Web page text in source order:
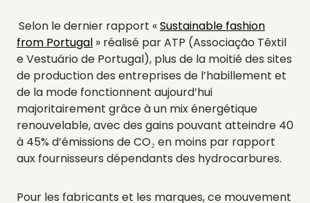
Selon le dernier rapport «Sustainable fashion
from Portugal » réalisé par ATP (Associação Têxtil
e Vestuário de Portugal), plus de la moitié des sites
de production des entreprises de l’habillement et
de la mode fonctionnent aujourd’hui
majoritairement grâce à un mix énergétique
renouvelable, avec des gains pouvant atteindre 40
à 45% d’émissions de CO₂ en moins par rapport
aux fournisseurs dépendants des hydrocarbures.
Pour les fabricants et les marques, ce mouvement